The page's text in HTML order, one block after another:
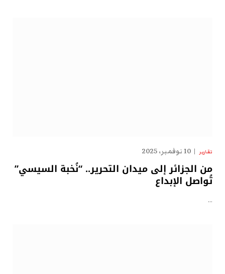
تقارير 10 نوفمبر، 2025
من الجزائر إلى ميدان التحرير.. “نُخبة السيسي”
تُواصل الإبداع
…